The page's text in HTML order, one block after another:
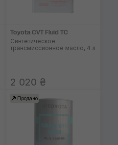
Toyota CVT Fluid TC
Синтетическое
трансмиссионное масло, 4 л
2 020 ₴
Продано